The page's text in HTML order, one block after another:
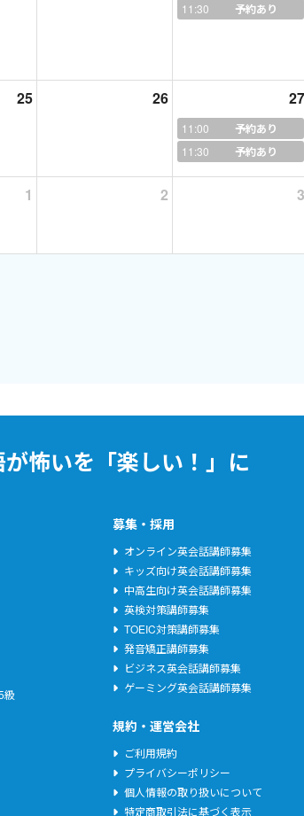
11:30 予約あり
25 26 27
11:00 予約あり
11:30 予約あり
1 2 3
が怖いを「楽しい！」に
級
募集・採用
オンライン英会話講師募集
キッズ向け英会話講師募集
中高生向け英会話講師募集
英検対策講師募集
TOEIC対策講師募集
発音矯正講師募集
ビジネス英会話講師募集
ゲーミング英会話講師募集
規約・運営会社
ご利用規約
プライバシーポリシー
個人情報の取り扱いについて
特定商取引法に基づく表示